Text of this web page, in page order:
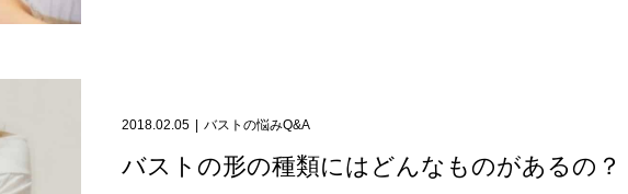
2018.02.05 バストの悩みQ&A
バストの形の種類にはどんなものがあるの？